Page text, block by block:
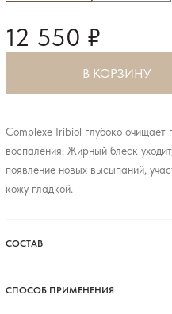
12 550 ₽
В КОРЗИНУ
Complexe Iribiol глубоко очищает
воспаления. Жирный блеск
появление новых высыпаний,
кожу гладкой.
СОСТАВ
СПОСОБ ПРИМЕНЕНИЯ